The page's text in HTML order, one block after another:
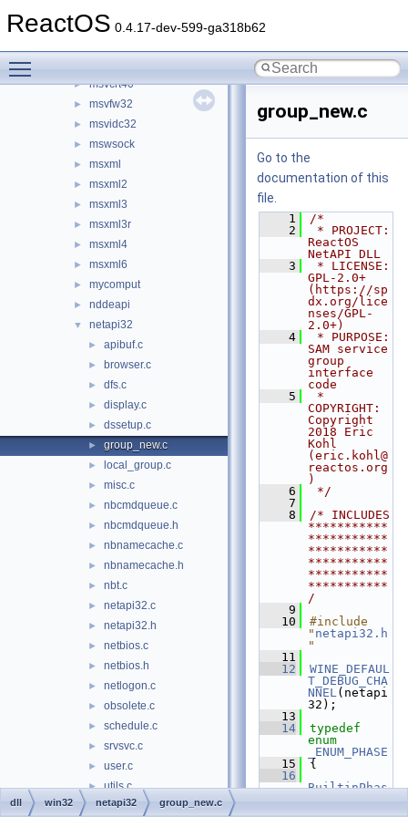
ReactOS 0.4.17-dev-599-ga318b62
► msv1_0
► msvcrt40
► msvfw32
► msvidc32
► mswsock
► msxml
► msxml2
► msxml3
► msxml3r
► msxml4
► msxml6
► mycomput
► nddeapi
▼ netapi32
► apibuf.c
► browser.c
► dfs.c
► display.c
► dssetup.c
► group_new.c
► local_group.c
► misc.c
► nbcmdqueue.c
► nbcmdqueue.h
► nbnamecache.c
► nbnamecache.h
► nbt.c
► netapi32.c
► netapi32.h
► netbios.c
► netbios.h
► netlogon.c
► obsolete.c
► schedule.c
► srvsvc.c
► user.c
► utils.c
► wksta.c
group_new.c
Go to the
documentation of this
file.
    1
/*
    2
* PROJECT:
ReactOS
NetAPI DLL
    3
* LICENSE:
GPL-2.0+
(https://sp
dx.org/lice
nses/GPL-
2.0+)
    4
* PURPOSE:
SAM service
group
interface
code
    5
*
COPYRIGHT:
Copyright
2018 Eric
Kohl
(eric.kohl@
reactos.org
)
    6
*/
    7
    8
/* INCLUDES
***********
***********
***********
***********
***********
***********
/
    9
   10
#include
" netapi32.h
"
   11
   12
WINE_DEFAUL
T_DEBUG_CHA
NNEL(netapi
32);
   13
   14
typedef
enum
_ENUM_PHASE
   15
{
   16
BuiltinPhas
dll win32 netapi32 group_new.c